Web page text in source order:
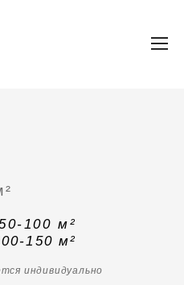
100 м²
150 м²
индивидуально